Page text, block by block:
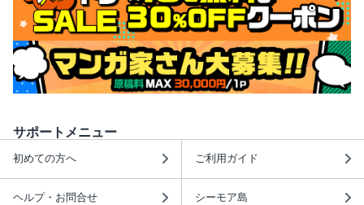
サポートメニュー
初めての方へ ご利用ガイド
ヘルプ・お問合せ シーモア島